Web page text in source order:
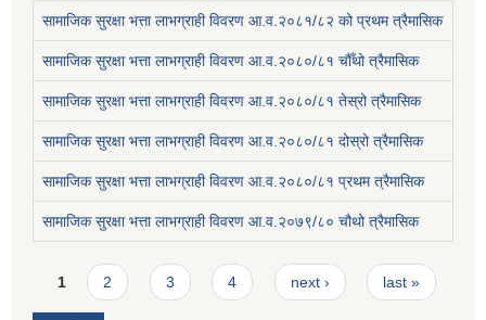
सामाजिक सुरक्षा भत्ता लाभग्राही विवरण आ.व.२०८१/८२ को प्रथम त्रैमासिक
सामाजिक सुरक्षा भत्ता लाभग्राही विवरण आ.व.२०८०/८१ चौँथो त्रैमासिक
सामाजिक सुरक्षा भत्ता लाभग्राही विवरण आ.व.२०८०/८१ तेस्रो त्रैमासिक
सामाजिक सुरक्षा भत्ता लाभग्राही विवरण आ.व.२०८०/८१ दोस्रो त्रैमासिक
सामाजिक सुरक्षा भत्ता लाभग्राही विवरण आ.व.२०८०/८१ प्रथम त्रैमासिक
सामाजिक सुरक्षा भत्ता लाभग्राही विवरण आ.व.२०७९/८० चौथो त्रैमासिक
Pages
1 2 3 4 next › last »